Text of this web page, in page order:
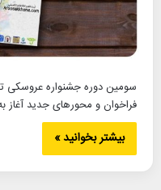
سومین دوره جشنواره عروسکی
فراخوان و محورهای جدید آغاز
بیشتر بخوانید »